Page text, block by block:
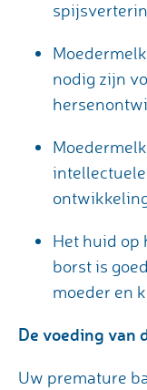
nodig zijn
Het huid op
borst is
moeder en
De voeding van
Uw premature